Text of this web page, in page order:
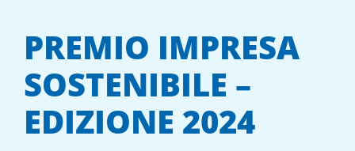
PREMIO IMPRESA
SOSTENIBILE –
EDIZIONE 2024